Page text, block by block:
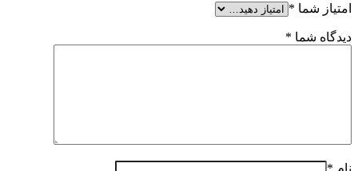
امتیاز شما *
دیدگاه شما *
نام *